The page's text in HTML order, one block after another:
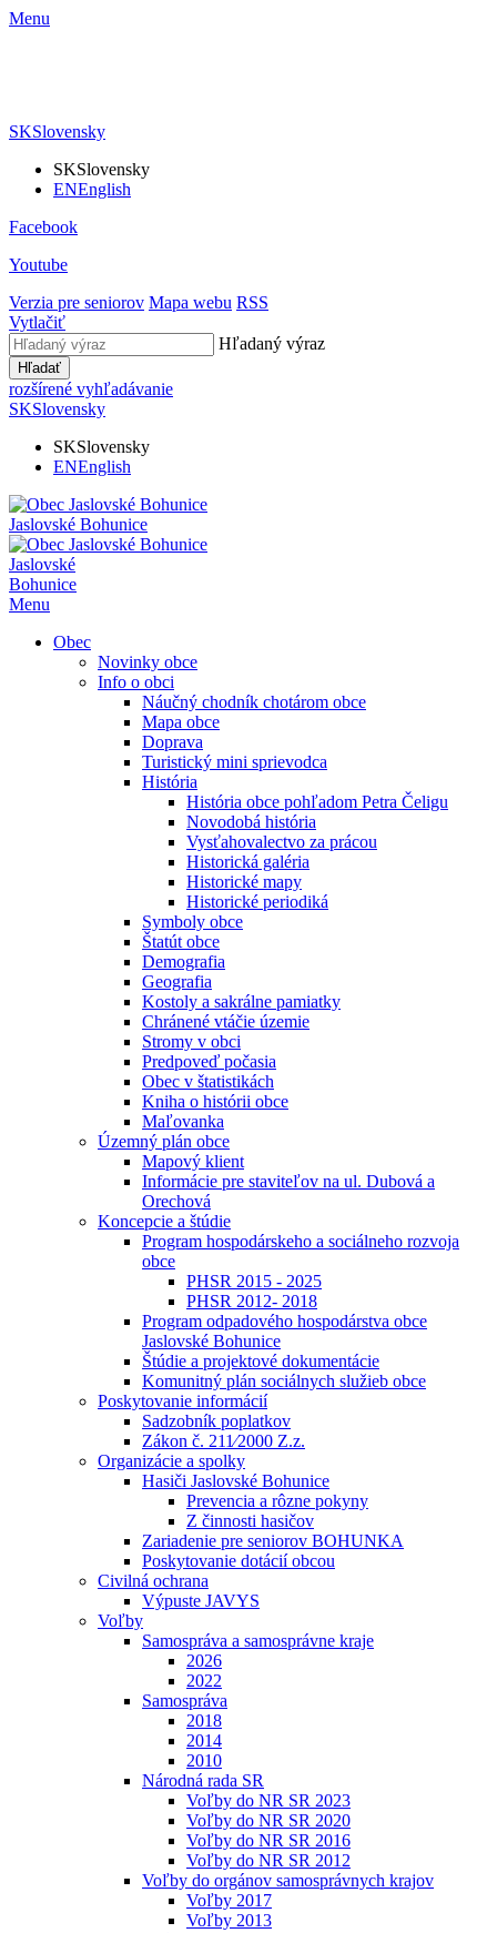
Menu
SKSlovensky
SKSlovensky
ENEnglish
Facebook
Youtube
Verzia pre seniorov Mapa webu RSS
Vytlačiť
Hľadaný výraz
Hľadať
rozšírené vyhľadávanie
SKSlovensky
SKSlovensky
ENEnglish
Jaslovské Bohunice
Jaslovské
Bohunice
Menu
Obec
Novinky obce
Info o obci
Náučný chodník chotárom obce
Mapa obce
Doprava
Turistický mini sprievodca
História
História obce pohľadom Petra Čeligu
Novodobá história
Vysťahovalectvo za prácou
Historická galéria
Historické mapy
Historické periodiká
Symboly obce
Štatút obce
Demografia
Geografia
Kostoly a sakrálne pamiatky
Chránené vtáčie územie
Stromy v obci
Predpoveď počasia
Obec v štatistikách
Kniha o histórii obce
Maľovanka
Územný plán obce
Mapový klient
Informácie pre staviteľov na ul. Dubová a
Orechová
Koncepcie a štúdie
Program hospodárskeho a sociálneho rozvoja
obce
PHSR 2015 - 2025
PHSR 2012- 2018
Program odpadového hospodárstva obce
Jaslovské Bohunice
Štúdie a projektové dokumentácie
Komunitný plán sociálnych služieb obce
Poskytovanie informácií
Sadzobník poplatkov
Zákon č. 211⁄2000 Z.z.
Organizácie a spolky
Hasiči Jaslovské Bohunice
Prevencia a rôzne pokyny
Z činnosti hasičov
Zariadenie pre seniorov BOHUNKA
Poskytovanie dotácií obcou
Civilná ochrana
Výpuste JAVYS
Voľby
Samospráva a samosprávne kraje
2026
2022
Samospráva
2018
2014
2010
Národná rada SR
Voľby do NR SR 2023
Voľby do NR SR 2020
Voľby do NR SR 2016
Voľby do NR SR 2012
Voľby do orgánov samosprávnych krajov
Voľby 2017
Voľby 2013